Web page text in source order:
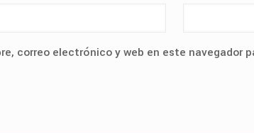
correo electrónico y web en este navegador